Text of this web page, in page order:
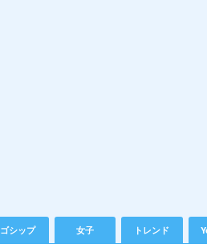
ゴシップ 女子 トレンド